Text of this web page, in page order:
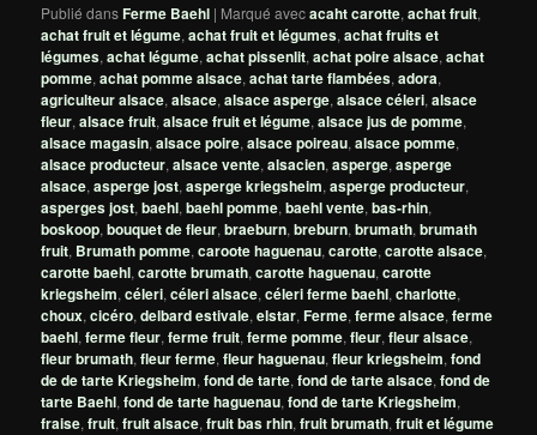
Publié dansFerme Baehl | Marqué avecacaht carotte,achat fruit,
achat fruit et légume,achat fruit et légumes,achat fruits et
légumes,achat légume,achat pissenlit,achat poire alsace,achat
pomme,achat pomme alsace,achat tarte flambées,adora,
agriculteur alsace,alsace,alsace asperge,alsace céleri,alsace
fleur,alsace fruit,alsace fruit et légume,alsace jus de pomme,
alsace magasin,alsace poire,alsace poireau,alsace pomme,
alsace producteur,alsace vente,alsacien,asperge,asperge
alsace,asperge jost,asperge kriegsheim,asperge producteur,
asperges jost,baehl,baehl pomme,baehl vente,bas-rhin,
boskoop,bouquet de fleur,braeburn,breburn,brumath,brumath
fruit, Brumath pomme,caroote haguenau,carotte,carotte alsace,
carotte baehl,carotte brumath,carotte haguenau,carotte
kriegsheim,céleri,céleri alsace,céleri ferme baehl,charlotte,
choux,cicéro,delbard estivale,elstar,Ferme,ferme alsace,ferme
baehl,ferme fleur,ferme fruit,ferme pomme,fleur,fleur alsace,
fleur brumath,fleur ferme,fleur haguenau,fleur kriegsheim,fond
de de tarte Kriegsheim,fond de tarte,fond de tarte alsace,fond de
tarte Baehl,fond de tarte haguenau,fond de tarte Kriegsheim,
fraise,fruit,fruit alsace,fruit bas rhin,fruit brumath,fruit et légume